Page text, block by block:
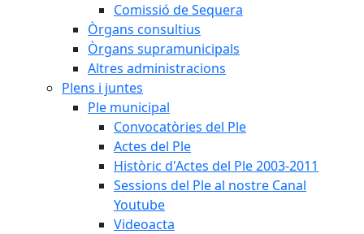
Comissió de Sequera
Òrgans consultius
Òrgans supramunicipals
Altres administracions
Plens i juntes
Ple municipal
Convocatòries del Ple
Actes del Ple
Històric d'Actes del Ple 2003-2011
Sessions del Ple al nostre Canal
Youtube
Videoacta